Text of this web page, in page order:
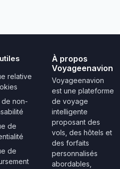
relative
de non-
de
de
À propos
Voyageenavion
Voyageenavion
est une plateforme
de voyage
intelligente
proposant des
vols, des hôtels et
des forfaits
personnalisés
abordables,